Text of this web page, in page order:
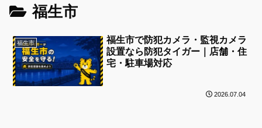
福生市
福生市
福生市で防犯カメラ・監視カメラ
設置なら防犯タイガー｜店舗・住
宅・駐車場対応
2026.07.04